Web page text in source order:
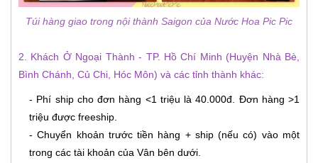
Túi hàng giao trong nội thành Saigon của Nước Hoa Pic Pic
2. Khách Ở Ngoại Thành - TP. Hồ Chí Minh (Huyện Nhà Bè,
Bình Chánh, Củ Chi, Hóc Môn) và các tỉnh thành khác:
- Phí ship cho đơn hàng <1 triệu là 40.000đ. Đơn hàng >1
triệu được freeship.
- Chuyển khoản trước tiền hàng + ship (nếu có) vào một
trong các tài khoản của Vân bên dưới.